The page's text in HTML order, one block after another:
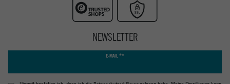
NEWSLETTER
E-MAIL **